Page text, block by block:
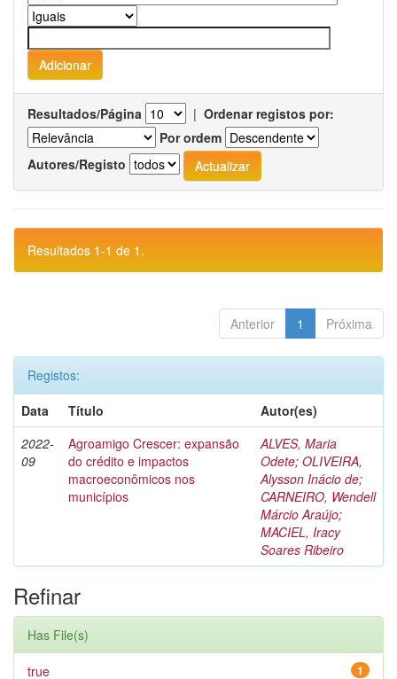
Resultados/Página | Ordenar registos por:
Por ordem
Autores/Registo
Resultados 1-1 de 1.
Anterior 1 Próxima
Registos:
Data
Título
Autor(es)
2022-
09
Agroamigo Crescer: expansão
do crédito e impactos
macroeconômicos nos
municípios
ALVES, Maria
Odete; OLIVEIRA,
Alysson Inácio de;
CARNEIRO, Wendell
Márcio Araújo;
MACIEL, Iracy
Soares Ribeiro
Refinar
Has File(s)
1
true